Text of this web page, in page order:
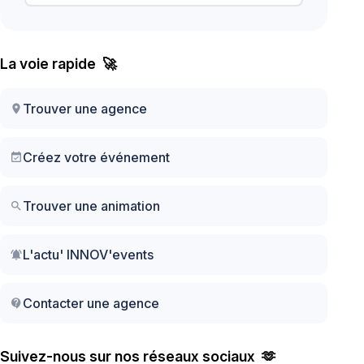
La voie rapide 🚀
location_on Trouver une agence
event_availableCréez votre événement
searchTrouver une animation
notifications_activeL'actu' INNOV'events
contact_supportContacter une agence
Suivez-nous sur nos réseaux sociaux 🫶